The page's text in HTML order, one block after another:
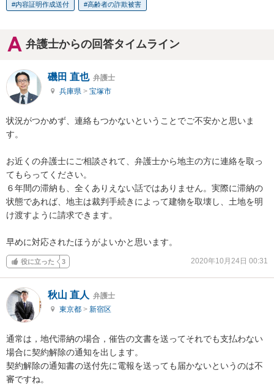
内容証明作成送付 高齢者の詐欺被害
弁護士からの回答タイムライン
磯田 直也 弁護士
兵庫県 > 宝塚市
状況がつかめず、連絡もつかないということでご不安かと思いま
す。
お近くの弁護士にご相談されて、弁護士から地主の方に連絡を取っ
てもらってください。
６年間の滞納も、全くありえない話ではありません。実際に滞納の
状態であれば、地主は裁判手続きによって建物を取壊し、土地を明
け渡すように請求できます。
早めに対応されたほうがよいかと思います。
役に立った 3 2020年10月24日 00:31
秋山 直人 弁護士
東京都 > 新宿区
通常は，地代滞納の場合，催告の文書を送ってそれでも支払わない
場合に契約解除の通知を出します。
契約解除の通知書の送付先に電報を送っても届かないというのは不
審ですね。